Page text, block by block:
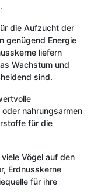
die Aufzucht der
genügend Energie
liefern
Wachstum und
sind.
nahrungsarmen
für die
Vögel auf den
Erdnusskerne
für ihre